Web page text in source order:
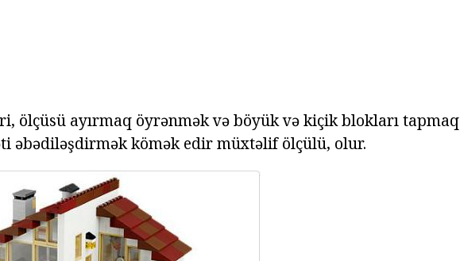
ölçüsü ayırmaq öyrənmək və böyük və kiçik blokları tapmaq
əbədiləşdirmək kömək edir müxtəlif ölçülü, olur.